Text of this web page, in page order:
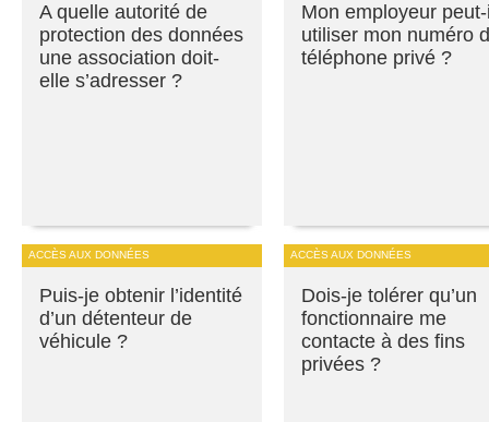
A quelle autorité de
protection des données
une association doit-
elle s’adresser ?
Mon employeur
utiliser mon numéro
téléphone privé ?
ACCÈS AUX DONNÉES
Puis-je obtenir l’identité
d’un détenteur de
véhicule ?
ACCÈS AUX DONNÉES
Dois-je tolérer qu’un
fonctionnaire me
contacte à des fins
privées ?